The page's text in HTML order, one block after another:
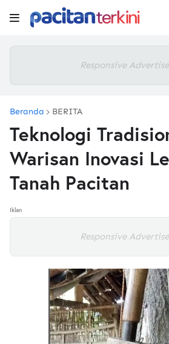
Responsive
Beranda BERITA
Teknologi
Warisan Inovasi
Tanah Pacitan
Iklan
Responsive